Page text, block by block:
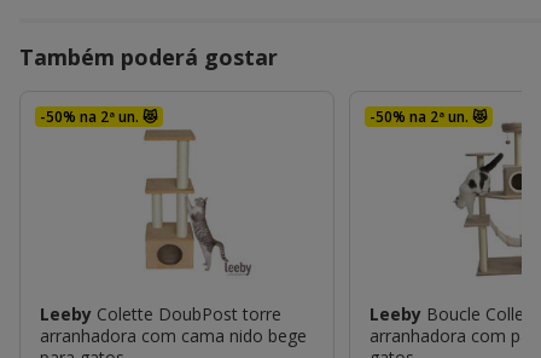
Também poderá gostar
-50% na 2ª un. 😻
Leeby Colette DoubPost torre
arranhadora com cama nido bege
-50% na 2ª un. 😻
Leeby Boucle
arranhadora com